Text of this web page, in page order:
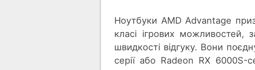
Ноутбуки AMD Advantage
класі ігрових можливостей,
швидкості відгуку. Вони
серії або Radeon RX 6000S-